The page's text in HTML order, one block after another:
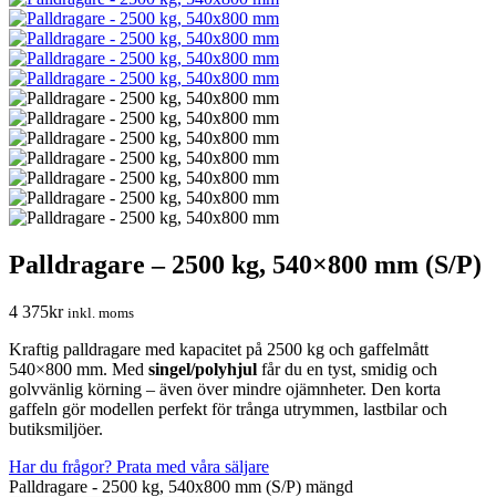
Palldragare – 2500 kg, 540×800 mm (S/P)
4 375kr inkl. moms
Kraftig palldragare med kapacitet på 2500 kg och gaffelmått
540×800 mm. Med singel/polyhjul får du en tyst, smidig och
golvvänlig körning – även över mindre ojämnheter. Den korta
gaffeln gör modellen perfekt för trånga utrymmen, lastbilar och
butiksmiljöer.
Har du frågor? Prata med våra säljare
Palldragare - 2500 kg, 540x800 mm (S/P) mängd